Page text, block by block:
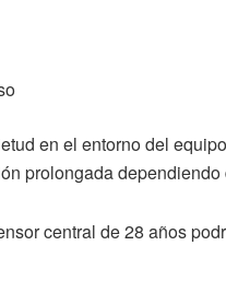
en el entorno del
prolongada
central de 28 años